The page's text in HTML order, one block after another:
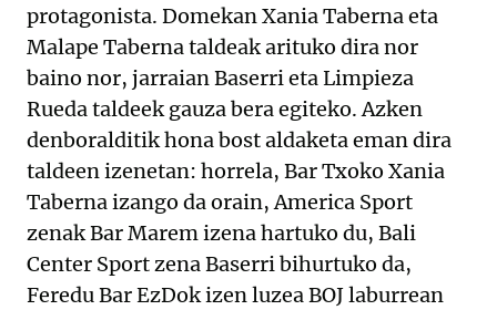
protagonista. Domekan Xania Taberna eta
Malape Taberna taldeak arituko dira nor
baino nor, jarraian Baserri eta Limpieza
Rueda taldeek gauza bera egiteko. Azken
denboralditik hona bost aldaketa eman dira
taldeen izenetan: horrela, Bar Txoko Xania
Taberna izango da orain, America Sport
zenak Bar Marem izena hartuko du, Bali
Center Sport zena Baserri bihurtuko da,
Feredu Bar EzDok izen luzea BOJ laburrean